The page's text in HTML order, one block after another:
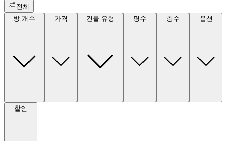
전체
방 개수
가격 건물 유형 평수 층수 옵션
할인